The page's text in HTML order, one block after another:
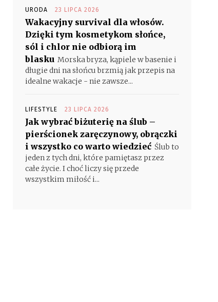
URODA 23 LIPCA 2026
Wakacyjny survival dla włosów.
Dzięki tym kosmetykom słońce,
sól i chlor nie odbiorą im
blasku Morska bryza, kąpiele w basenie i
długie dni na słońcu brzmią jak przepis na
idealne wakacje - nie zawsze...
LIFESTYLE 23 LIPCA 2026
Jak wybrać biżuterię na ślub –
pierścionek zaręczynowy, obrączki
i wszystko co warto wiedzieć Ślub to
jeden z tych dni, które pamiętasz przez
całe życie. I choć liczy się przede
wszystkim miłość i...